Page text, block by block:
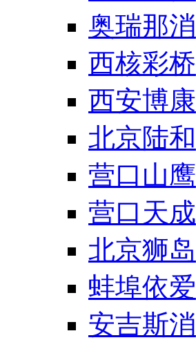
奥瑞那消
西核彩桥
西安博康
北京陆和
营口山鹰
营口天成
北京狮岛
蚌埠依爱
安吉斯消